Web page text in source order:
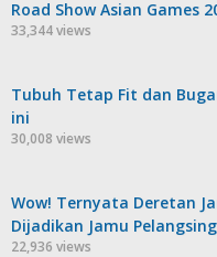
Road Show Asian Games
33,344 views
Tubuh Tetap Fit dan
ini
30,008 views
Wow! Ternyata Deretan
Dijadikan Jamu Pelangsing
22,936 views